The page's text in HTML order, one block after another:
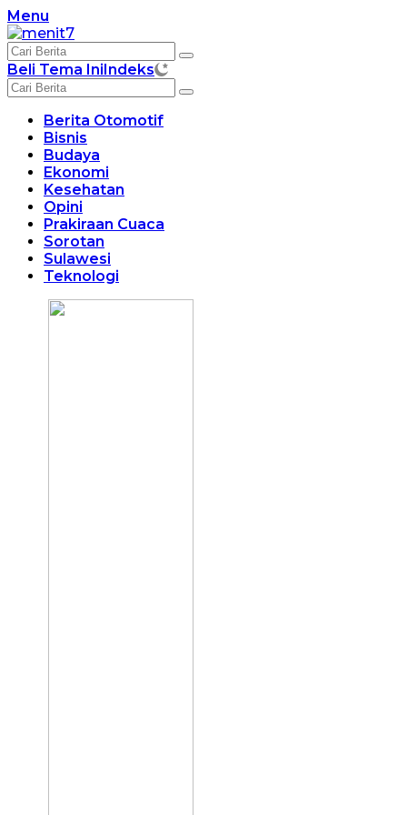
Langsung
ke
konten
Menu
Beli Tema IniIndeks
Berita Otomotif
Bisnis
Budaya
Ekonomi
Kesehatan
Opini
Prakiraan Cuaca
Sorotan
Sulawesi
Teknologi